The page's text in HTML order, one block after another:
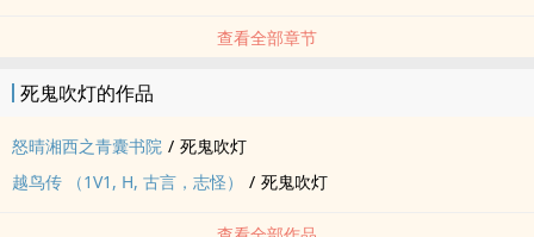
查看全部章节
死鬼吹灯的作品
怒晴湘西之青囊书院 / 死鬼吹灯
越鸟传 （1V1, H, 古言，志怪）
/ 死鬼吹灯